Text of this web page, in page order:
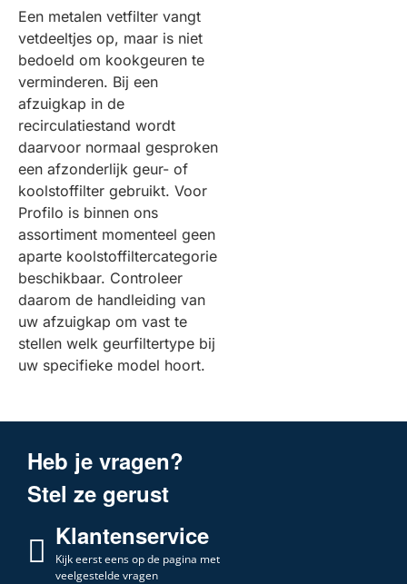
Een metalen vetfilter vangt
vetdeeltjes op, maar is niet
bedoeld om kookgeuren te
verminderen. Bij een
afzuigkap in de
recirculatiestand wordt
daarvoor normaal gesproken
een afzonderlijk geur- of
koolstoffilter gebruikt. Voor
Profilo is binnen ons
assortiment momenteel geen
aparte koolstoffiltercategorie
beschikbaar. Controleer
daarom de handleiding van
uw afzuigkap om vast te
stellen welk geurfiltertype bij
uw specifieke model hoort.
Heb je vragen?
Stel ze gerust
Klantenservice
Kijk eerst eens op de pagina met
veelgestelde vragen